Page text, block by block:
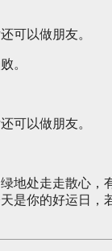
可以做朋友。
。
可以做朋友。
地处走走散心，
是你的好运日，